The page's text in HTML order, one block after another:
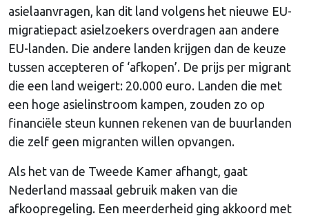
asielaanvragen, kan dit land volgens het nieuwe EU-
migratiepact asielzoekers overdragen aan andere
EU-landen. Die andere landen krijgen dan de keuze
tussen accepteren of ‘afkopen’. De prijs per migrant
die een land weigert: 20.000 euro. Landen die met
een hoge asielinstroom kampen, zouden zo op
financiële steun kunnen rekenen van de buurlanden
die zelf geen migranten willen opvangen.
Als het van de Tweede Kamer afhangt, gaat
Nederland massaal gebruik maken van die
afkoopregeling. Een meerderheid ging akkoord met